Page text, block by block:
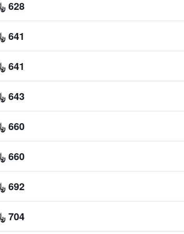
628 ﷼
641 ﷼
641 ﷼
643 ﷼
660 ﷼
660 ﷼
692 ﷼
704 ﷼